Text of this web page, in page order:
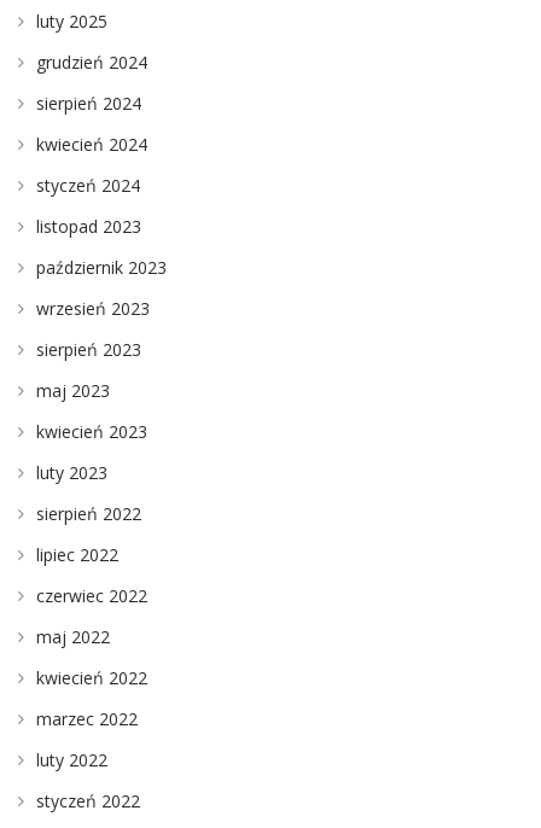
luty 2025
grudzień 2024
sierpień 2024
kwiecień 2024
styczeń 2024
listopad 2023
październik 2023
wrzesień 2023
sierpień 2023
maj 2023
kwiecień 2023
luty 2023
sierpień 2022
lipiec 2022
czerwiec 2022
maj 2022
kwiecień 2022
marzec 2022
luty 2022
styczeń 2022